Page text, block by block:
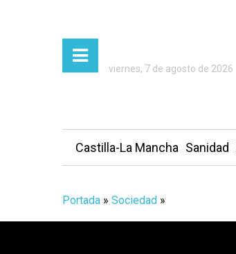
viernes, 7 de agosto de 2026
Castilla-La Mancha Sanidad
Portada » Sociedad »